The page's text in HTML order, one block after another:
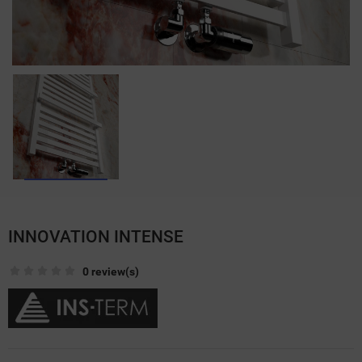
INNOVATION INTENSE
0 review(s)